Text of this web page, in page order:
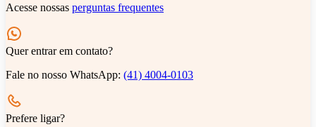
Acesse nossas perguntas frequentes
Quer entrar em contato?
Fale no nosso WhatsApp: (41) 4004-0103
Prefere ligar?